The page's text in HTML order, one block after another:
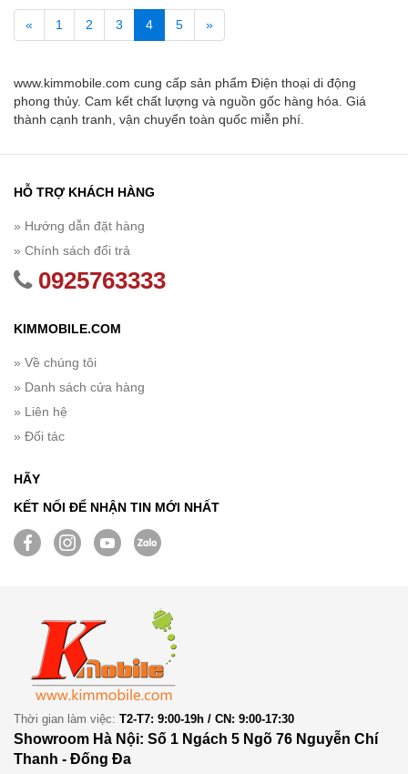
« 1 2 3 4 5 »
www.kimmobile.com cung cấp sản phẩm Điện thoại di động
phong thủy. Cam kết chất lượng và nguồn gốc hàng hóa. Giá
thành cạnh tranh, vận chuyển toàn quốc miễn phí.
HỖ TRỢ KHÁCH HÀNG
» Hướng dẫn đặt hàng
» Chính sách đổi trả
0925763333
KIMMOBILE.COM
» Về chúng tôi
» Danh sách cửa hàng
» Liên hệ
» Đối tác
HÃY
KẾT NỐI ĐỂ NHẬN TIN MỚI NHẤT
Thời gian làm việc: T2-T7: 9:00-19h / CN: 9:00-17:30
Showroom Hà Nội: Số 1 Ngách 5 Ngõ 76 Nguyễn Chí
Thanh - Đống Đa